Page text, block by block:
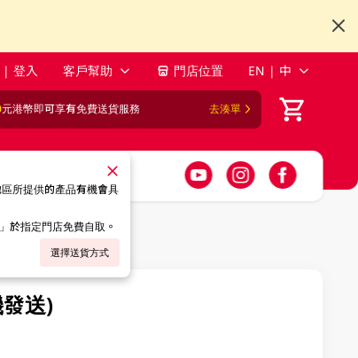
| 登入 客戶幫助 門店位置 EN | 中
元港幣即可享有免費送貨服務 去湊單
所提供的產品有機會具
於指定門店免費自取。
選擇送貨方式
送)